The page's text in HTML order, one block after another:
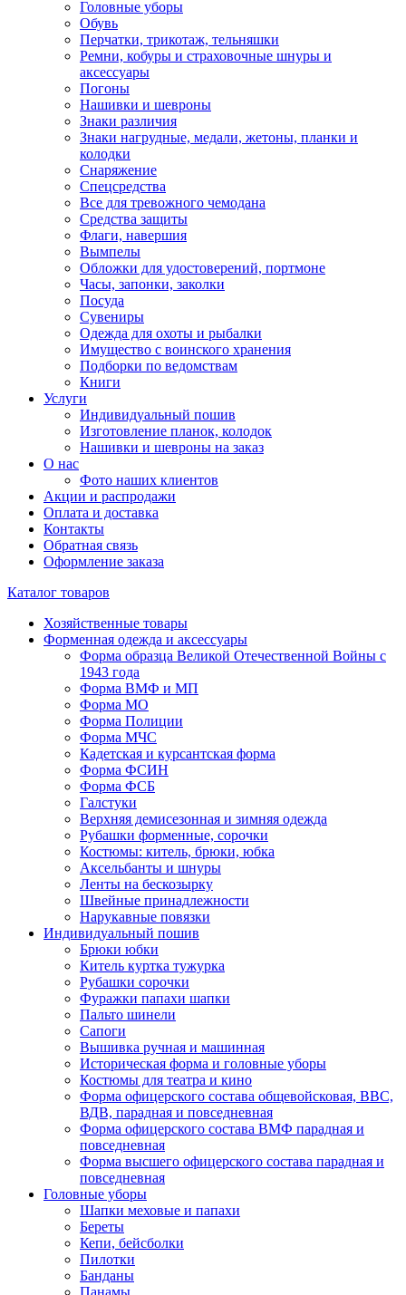
Головные уборы
Обувь
Перчатки, трикотаж, тельняшки
Ремни, кобуры и страховочные шнуры и
аксессуары
Погоны
Нашивки и шевроны
Знаки различия
Знаки нагрудные, медали, жетоны, планки и
колодки
Снаряжение
Спецсредства
Все для тревожного чемодана
Средства защиты
Флаги, навершия
Вымпелы
Обложки для удостоверений, портмоне
Часы, запонки, заколки
Посуда
Сувениры
Одежда для охоты и рыбалки
Имущество с воинского хранения
Подборки по ведомствам
Книги
Услуги
Индивидуальный пошив
Изготовление планок, колодок
Нашивки и шевроны на заказ
О нас
Фото наших клиентов
Акции и распродажи
Оплата и доставка
Контакты
Обратная связь
Оформление заказа
Каталог товаров
Хозяйственные товары
Форменная одежда и аксессуары
Форма образца Великой Отечественной Войны с
1943 года
Форма ВМФ и МП
Форма МО
Форма Полиции
Форма МЧС
Кадетская и курсантская форма
Форма ФСИН
Форма ФСБ
Галстуки
Верхняя демисезонная и зимняя одежда
Рубашки форменные, сорочки
Костюмы: китель, брюки, юбка
Аксельбанты и шнуры
Ленты на бескозырку
Швейные принадлежности
Нарукавные повязки
Индивидуальный пошив
Брюки юбки
Китель куртка тужурка
Рубашки сорочки
Фуражки папахи шапки
Пальто шинели
Сапоги
Вышивка ручная и машинная
Историческая форма и головные уборы
Костюмы для театра и кино
Форма офицерского состава общевойсковая, ВВС,
ВДВ, парадная и повседневная
Форма офицерского состава ВМФ парадная и
повседневная
Форма высшего офицерского состава парадная и
повседневная
Головные уборы
Шапки меховые и папахи
Береты
Кепи, бейсболки
Пилотки
Банданы